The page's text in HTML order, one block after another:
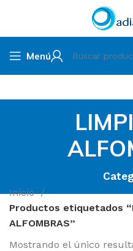
Menú
Inicio
Productos etiquetados
ALFOMBRAS”
Mostrando el único